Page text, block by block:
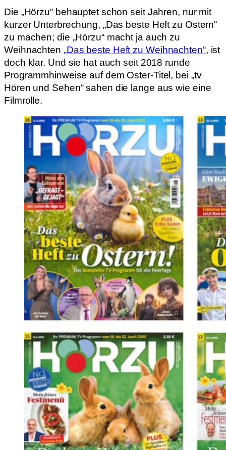
Die „Hörzu“ behauptet schon seit Jahren, nur mit
kurzer Unterbrechung, „Das beste Heft zu Ostern“
zu machen; die „Hörzu“ macht ja auch zu
Weihnachten „Das beste Heft zu Weihnachten“, ist
doch klar. Und sie hat auch seit 2018 runde
Programmhinweise auf dem Oster-Titel, bei „tv
Hören und Sehen“ sahen die lange aus wie eine
Filmrolle.